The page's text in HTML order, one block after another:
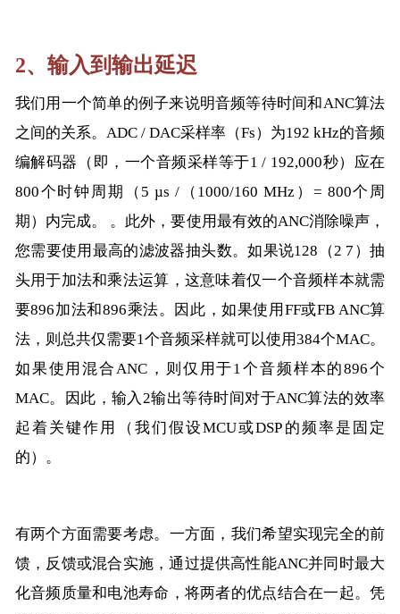
2、输入到输出延迟
我们用一个简单的例子来说明音频等待时间和ANC算法
之间的关系。ADC / DAC采样率（Fs）为192 kHz的音频
编解码器（即，一个音频采样等于1 / 192,000秒）应在
800个时钟周期（5 µs /（1000/160 MHz）= 800个周
期）内完成。 。此外，要使用最有效的ANC消除噪声，
您需要使用最高的滤波器抽头数。如果说128（2 7）抽
头用于加法和乘法运算，这意味着仅一个音频样本就需
要896加法和896乘法。因此，如果使用FF或FB ANC算
法，则总共仅需要1个音频采样就可以使用384个MAC。
如果使用混合ANC，则仅用于1个音频样本的896个
MAC。因此，输入2输出等待时间对于ANC算法的效率
起着关键作用（我们假设MCU或DSP的频率是固定
的）。
有两个方面需要考虑。一方面，我们希望实现完全的前
馈，反馈或混合实施，通过提供高性能ANC并同时最大
化音频质量和电池寿命，将两者的优点结合在一起。凭